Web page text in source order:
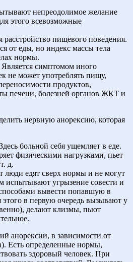
непреодолимое желание
этого всевозможные
пищевого поведения.
от еды, но индекс массы тела
нормы.
симптомом иного
не может употреблять пищу,
продуктов,
печени, болезней органов ЖКТ и
нервную анорексию, которая
больной себя ущемляет в еде.
физическими нагрузками, пьет
д.
люди едят сверх нормы и не могут
испытывают угрызение совести и
вывести попавшую в
в первую очередь вызывают у
делают клизмы, пьют
анорексии, в зависимости от
Есть определенные нормы,
здоровый человек. При